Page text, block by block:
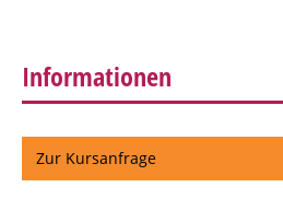
Informationen
Zur Kursanfrage